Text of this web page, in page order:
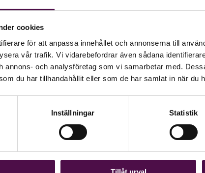
cookies
för att anpassa innehållet och annonserna till
vår trafik. Vi vidarebefordrar även sådana
annons- och analysföretag som vi samarbetar med.
du har tillhandahållit eller som de har samlat in när du
Inställningar Statistik
– dags att välja väg